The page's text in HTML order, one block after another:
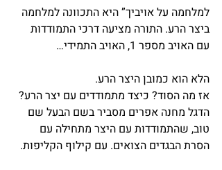
למלחמה על אויביך” היא התכוונה למלחמה
ביצר הרע. התורה מציעה דרכי התמודדות
עם האויב מספר 1, האויב התמידי…
הלא הוא כמובן היצר הרע.
אז מה הסוד? כיצד מתמודדים עם יצר הרע?
הדגל מחנה אפרים מסביר בשם הבעל שם
טוב, שהתמודדות עם היצר מתחילה עם
הסרת הבגדים הצואים. עם קילוף הקליפות.